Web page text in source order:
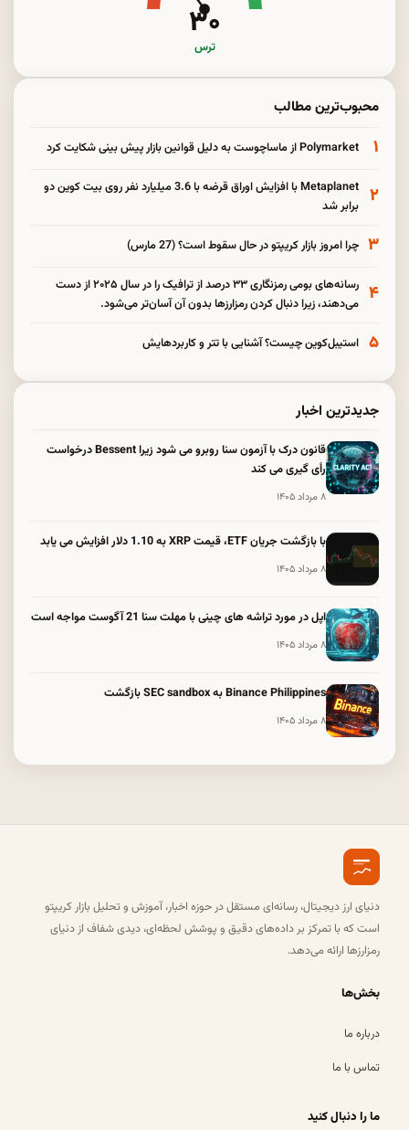
۳۰
ترس
محبوب‌ترین مطالب
۱ Polymarket از ماساچوست به دلیل قوانین بازار پیش بینی شکایت کرد
۲
Metaplanet با افزایش اوراق قرضه با 3.6 میلیارد نفر روی بیت کوین دو
برابر شد
۳ چرا امروز بازار کریپتو در حال سقوط است؟ (27 مارس)
۴
رسانه‌های بومی رمزنگاری ۳۳ درصد از ترافیک را در سال ۲۰۲۵ از دست
می‌دهند، زیرا دنبال کردن رمزارزها بدون آن آسان‌تر می‌شود.
۵ استیبل‌کوین چیست؟ آشنایی با تتر و کاربردهایش
جدیدترین اخبار
قانون درک با آزمون سنا روبرو می شود زیرا Bessent درخواست
رأی گیری می کند
۸ مرداد ۱۴۰۵
با بازگشت جریان ETF، قیمت XRP به 1.10 دلار افزایش می یابد
۸ مرداد ۱۴۰۵
اپل در مورد تراشه های چینی با مهلت سنا 21 آگوست مواجه است
۸ مرداد ۱۴۰۵
Binance Philippines به SEC sandbox بازگشت
۸ مرداد ۱۴۰۵
دنیای ارز دیجیتال، رسانه‌ای مستقل در حوزه اخبار، آموزش و تحلیل بازار کریپتو
است که با تمرکز بر داده‌های دقیق و پوشش لحظه‌ای، دیدی شفاف از دنیای
رمزارزها ارائه می‌دهد.
بخش‌ها
درباره ما
تماس با ما
ما را دنبال کنید